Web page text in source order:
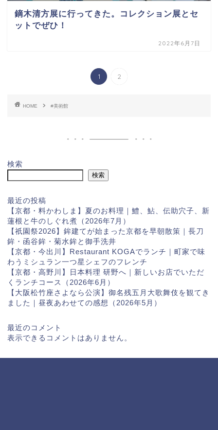
鏑木清方展に行ってきた。コレクション展とセ
ットでぜひ！
2022年6月7日
1 2
HOME #美術館
検索
検索
最近の投稿
【京都・料かわしま】夏のお料理｜鱧、鮎、伝助穴子、新
蓮根と牛のしぐれ煮（2026年7月）
【祇園祭2026】鉾建てが始まった京都を早朝散策｜長刀
鉾・函谷鉾・菊水鉾と御手洗井
【京都・今出川】Restaurant KOGAでランチ｜町家で味
わうミシュラン一つ星シェフのフレンチ
【京都・高野川】日本料理 研野へ｜新しいお店でいただ
くランチコース（2026年6月）
【大阪松竹座さよなら公演】御名残五月大歌舞伎を観てき
ました｜昼夜あわせての感想（2026年5月）
最近のコメント
表示できるコメントはありません。